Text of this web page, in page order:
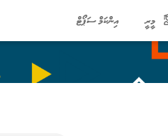
މީރީ އިންކަމް ސަޕޯޓް